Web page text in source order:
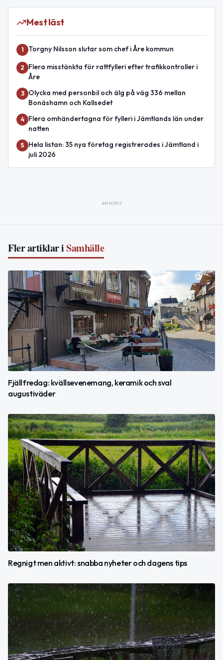
Mest läst
1 Torgny Nilsson slutar som chef i Åre kommun
2
Flera misstänkta för rattfylleri efter trafikkontroller i
Åre
3
Olycka med personbil och älg på väg 336 mellan
Bonäshamn och Kallsedet
4
Flera omhändertagna för fylleri i Jämtlands län under
natten
5
Hela listan: 35 nya företag registrerades i Jämtland i
juli 2026
ANNONS
Fler artiklar iSamhälle
Fjällfredag: kvällsevenemang, keramik och sval
augustiväder
Regnigt men aktivt: snabba nyheter och dagens tips